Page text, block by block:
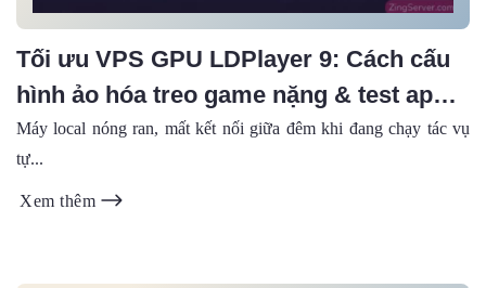
Tối ưu VPS GPU LDPlayer 9: Cách cấu
hình ảo hóa treo game nặng & test app
mượt mà
Máy local nóng ran, mất kết nối giữa đêm khi đang chạy tác vụ
tự...
Xem thêm